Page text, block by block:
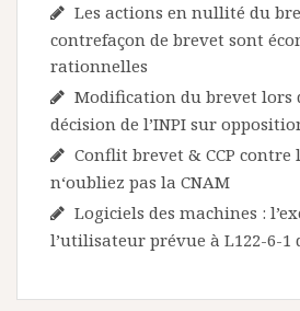
Les actions en nullité du
contrefaçon de brevet sont
rationnelles
Modification du brevet lors
décision de l’INPI sur
Conflit brevet & CCP contre
n‘oubliez pas la CNAM
Logiciels des machines :
l’utilisateur prévue à L122-6-1